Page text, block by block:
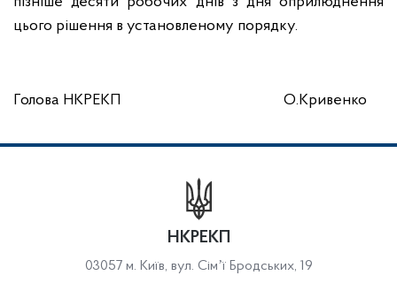
цього рішення в установленому порядку.
Голова НКРЕКП О.Кривенко
НКРЕКП
03057 м. Київ, вул. Сімʼї Бродських, 19